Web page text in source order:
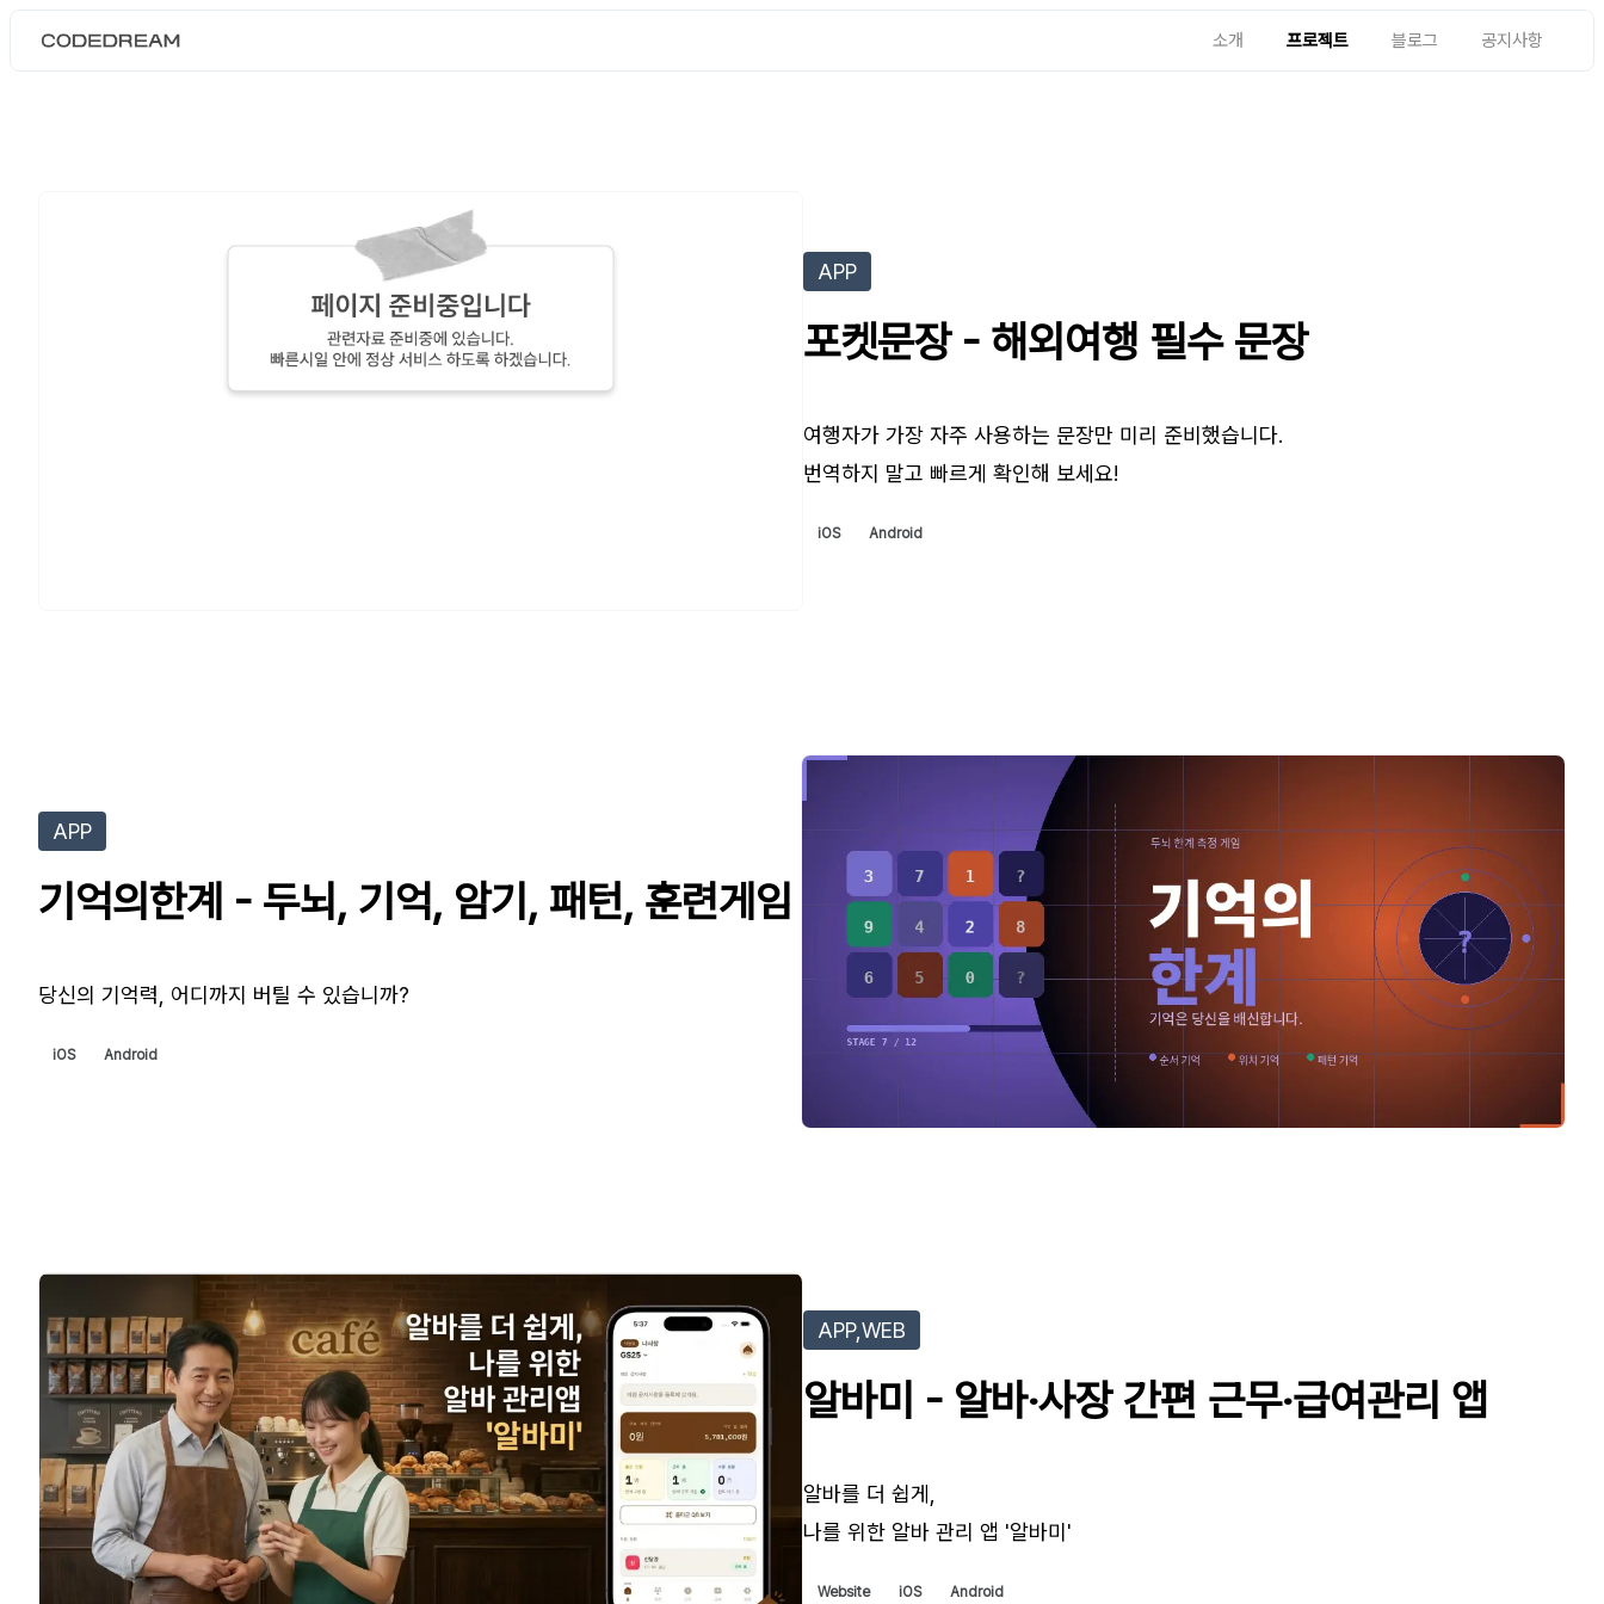
소개 프로젝트 블로그 공지사항
APP
포켓문장 - 해외여행 필수 문장
여행자가 가장 자주 사용하는 문장만 미리 준비했습니다.
번역하지 말고 빠르게 확인해 보세요!
iOS Android
APP
기억의한계 - 두뇌, 기억, 암기, 패턴, 훈련게임
당신의 기억력, 어디까지 버틸 수 있습니까?
iOS Android
APP,WEB
알바미 - 알바·사장 간편 근무·급여관리 앱
알바를 더 쉽게,
나를 위한 알바 관리 앱 '알바미'
Website iOS Android